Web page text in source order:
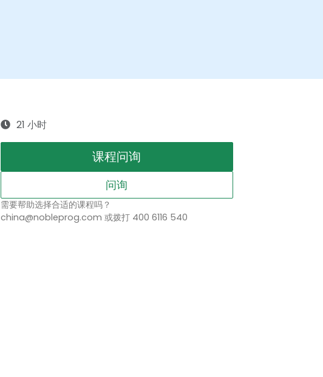
21 小时
课程问询
问询
需要帮助选择合适的课程吗？
china@nobleprog.com 或拨打 400 6116 540